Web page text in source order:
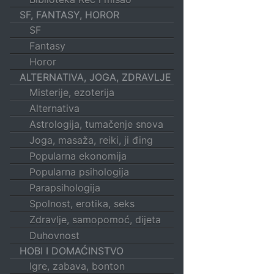
SF, FANTASY, HOROR
SF
Fantasy
Horor
ALTERNATIVA, JOGA, ZDRAVLJE
Misterije, ezoterija
Alternativa
Astrologija, tumačenje snova
Joga, masaža, reiki, ji đing
Popularna ekonomija
Popularna psihologija
Parapsihologija
Spolnost, erotika, seks
Zdravlje, samopomoć, dijeta
Duhovnost
HOBI I DOMAĆINSTVO
Igre, zabava, bonton